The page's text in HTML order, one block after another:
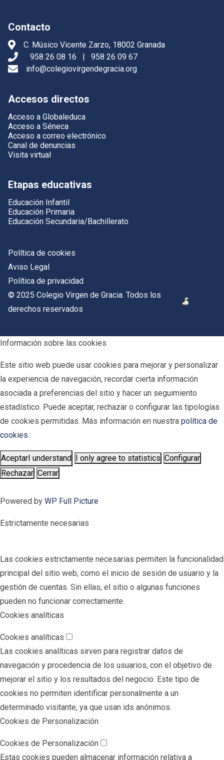
Contacto
C. Músico Vicente Zarzo, 18002 Granada
958 26 08 16
|
958 26 09 67
info@colegiovirgendegracia.org
Accesos directos
Acceso a Globaleduca
Acceso a Séneca
Acceso a correo electrónico
Canal de denuncias
Visita virtual
Etapas educativas
Educación Infantil
Educación Primaria
Educación Secundaria/Bachillerato
Política de cookies
Aviso Legal
Política de privacidad
© 2025 Colegio Virgen de Gracia. Todos los
derechos reservados
Información sobre las cookies
Este sitio web puede usar cookies para mejorar y personalizar
la experiencia de navegación, recordar cierta información
asociada a preferencias del sitio y hacer un seguimiento
estadístico. Puede aceptar, rechazar o configurar las tipologías
de cookies permitidas. Más información en nuestra política de
cookies.
AceptarI understand I only agree to statistics Configurar
Rechazar Cerrar
Powered by WP Full Picture
Estrictamente necesarias
Las cookies estrictamente necesarias permiten la funcionalidad
principal del sitio web, como el inicio de sesión de usuario y la
gestión de cuentas. Sin ellas, el sitio o algunas funciones
pueden no funcionar correctamente.
Cookies analíticas
Cookies analíticas
Las cookies analíticas sirven para registrar datos de
navegación y procedencia de los usuarios, con el objetivo de
mejorar el sitio y los resultados del negocio. Este tipo de
cookies no permiten identificar personalmente a un
determinado visitante, ya que usan ids anónimos.
Cookies de Personalización
Cookies de Personalización
Estas cookies pueden almacenar información relativa a